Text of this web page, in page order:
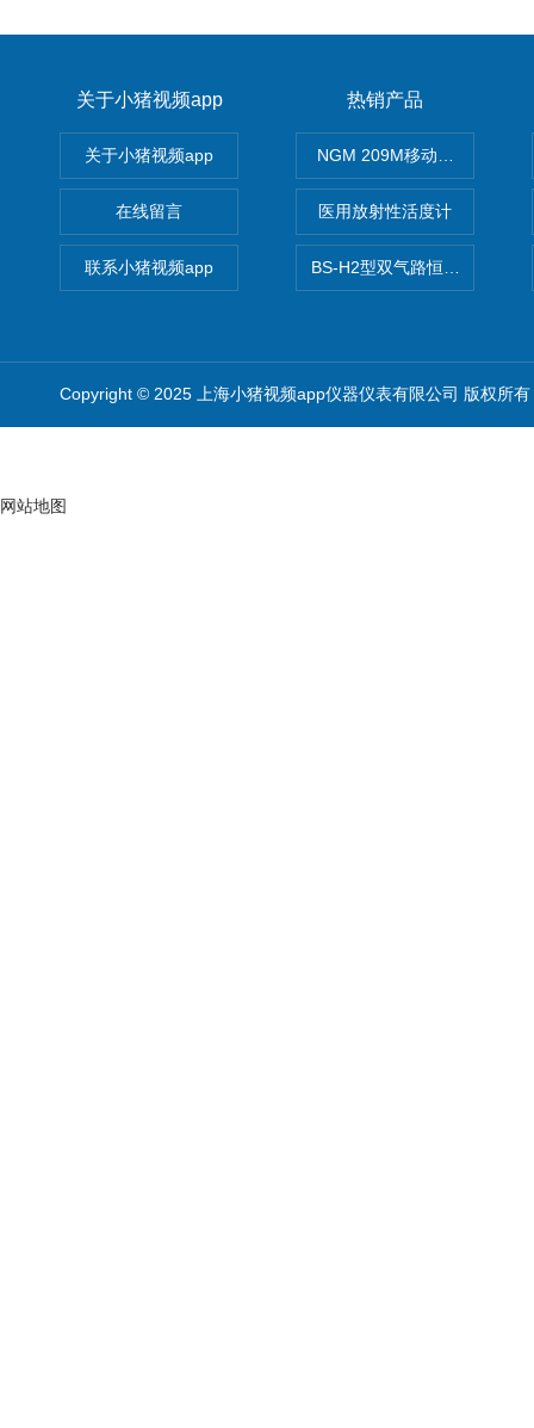
关于小猪视频app
关于小猪视频app
在线留言
联系小猪视频app
热销产品
NGM 209M移动式惰性气体
医用放射性活度计
BS-H2型双气路恒流大气采样
Copyright © 2025 上海小猪视频app仪器仪表有限公司 版权所有
网站地图